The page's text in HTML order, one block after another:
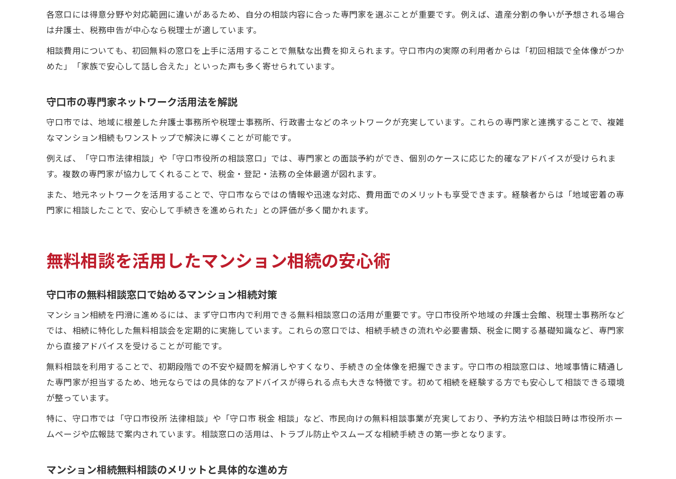
各窓口には得意分野や対応範囲に違いがあるため、自分の相談内容に合った専門家を選ぶことが重要です。例えば、遺産分割の争いが予想される場合
は弁護士、税務申告が中心なら税理士が適しています。
相談費用についても、初回無料の窓口を上手に活用することで無駄な出費を抑えられます。守口市内の実際の利用者からは「初回相談で全体像がつか
めた」「家族で安心して話し合えた」といった声も多く寄せられています。
守口市の専門家ネットワーク活用法を解説
守口市では、地域に根差した弁護士事務所や税理士事務所、行政書士などのネットワークが充実しています。これらの専門家と連携することで、複雑
なマンション相続もワンストップで解決に導くことが可能です。
例えば、「守口市法律相談」や「守口市役所の相談窓口」では、専門家との面談予約ができ、個別のケースに応じた的確なアドバイスが受けられま
す。複数の専門家が協力してくれることで、税金・登記・法務の全体最適が図れます。
また、地元ネットワークを活用することで、守口市ならではの情報や迅速な対応、費用面でのメリットも享受できます。経験者からは「地域密着の専
門家に相談したことで、安心して手続きを進められた」との評価が多く聞かれます。
無料相談を活用したマンション相続の安心術
守口市の無料相談窓口で始めるマンション相続対策
マンション相続を円滑に進めるには、まず守口市内で利用できる無料相談窓口の活用が重要です。守口市役所や地域の弁護士会館、税理士事務所など
では、相続に特化した無料相談会を定期的に実施しています。これらの窓口では、相続手続きの流れや必要書類、税金に関する基礎知識など、専門家
から直接アドバイスを受けることが可能です。
無料相談を利用することで、初期段階での不安や疑問を解消しやすくなり、手続きの全体像を把握できます。守口市の相談窓口は、地域事情に精通し
た専門家が担当するため、地元ならではの具体的なアドバイスが得られる点も大きな特徴です。初めて相続を経験する方でも安心して相談できる環境
が整っています。
特に、守口市では「守口市役所 法律相談」や「守口市 税金 相談」など、市民向けの無料相談事業が充実しており、予約方法や相談日時は市役所ホー
ムページや広報誌で案内されています。相談窓口の活用は、トラブル防止やスムーズな相続手続きの第一歩となります。
マンション相続無料相談のメリットと具体的な進め方